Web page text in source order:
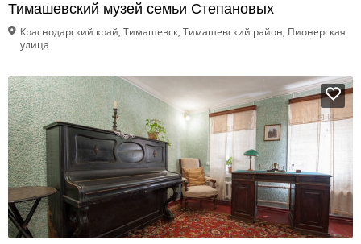
Тимашевский музей семьи Степановых
Краснодарский край, Тимашевск, Тимашевский район, Пионерская
улица